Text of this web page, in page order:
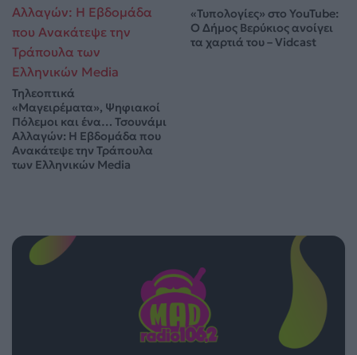
Τηλεοπτικά
«Μαγειρέματα», Ψηφιακοί
Πόλεμοι και ένα… Τσουνάμι
Αλλαγών: Η Εβδομάδα που
Ανακάτεψε την Τράπουλα
των Ελληνικών Media
«Τυπολογίες» στο YouTube:
Ο Δήμος Βερύκιος ανοίγει
τα χαρτιά του – Vidcast